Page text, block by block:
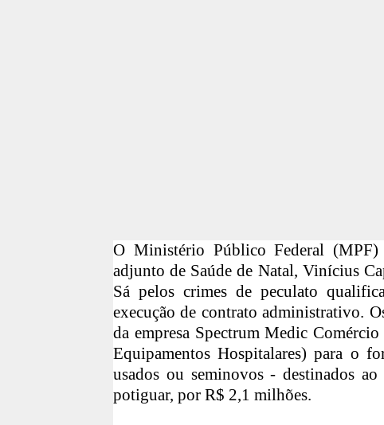
O Ministério Público Federal (MPF)
adjunto de Saúde de Natal, Vinícius
Sá pelos crimes de peculato
execução de contrato administrativo.
da empresa Spectrum Medic
Equipamentos Hospitalares) para o
usados ou seminovos - destinados
potiguar, por R$ 2,1 milhões.